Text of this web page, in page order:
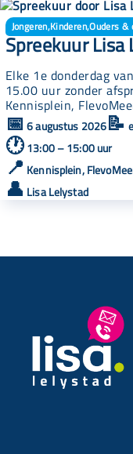
Jongeren,Kinderen,Ouders &
Spreekuur Lisa
Elke 1e donderdag
15.00 uur zonder
Kennisplein,
📅 6 augustus 2026📝
🕐13:00 – 15:00 uur
📍 Kennisplein,
👤 Lisa Lelystad